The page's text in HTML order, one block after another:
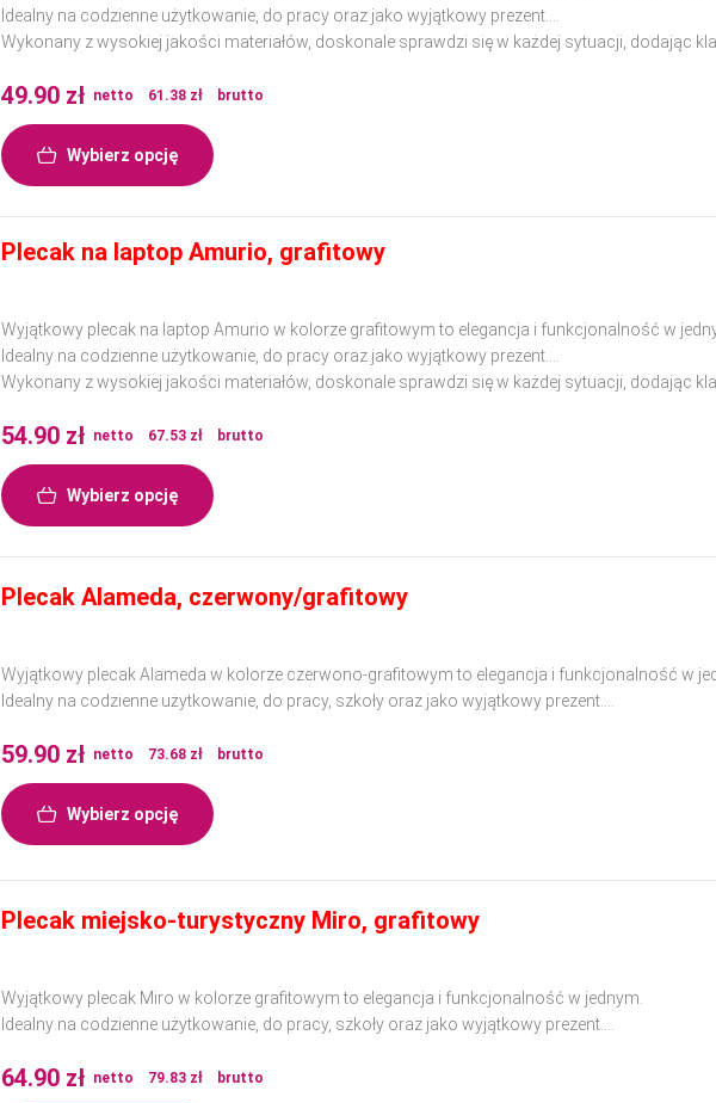
Idealny na codzienne użytkowanie, do pracy oraz jako wyjątkowy prezent.
Wykonany z wysokiej jakości materiałów, doskonale sprawdzi się w każdej sytuacji, dodając
49.90 zł netto 61.38 zł brutto
Wybierz opcję
Plecak na laptop Amurio, grafitowy
Wyjątkowy plecak na laptop Amurio w kolorze grafitowym to elegancja i funkcjonalność w
Idealny na codzienne użytkowanie, do pracy oraz jako wyjątkowy prezent.
Wykonany z wysokiej jakości materiałów, doskonale sprawdzi się w każdej sytuacji, dodając
54.90 zł netto 67.53 zł brutto
Wybierz opcję
Plecak Alameda, czerwony/grafitowy
Wyjątkowy plecak Alameda w kolorze czerwono-grafitowym to elegancja i funkcjonalność w
Idealny na codzienne użytkowanie, do pracy, szkoły oraz jako wyjątkowy prezent.
59.90 zł netto 73.68 zł brutto
Wybierz opcję
Plecak miejsko-turystyczny Miro, grafitowy
Wyjątkowy plecak Miro w kolorze grafitowym to elegancja i funkcjonalność w jednym.
Idealny na codzienne użytkowanie, do pracy, szkoły oraz jako wyjątkowy prezent.
64.90 zł netto 79.83 zł brutto